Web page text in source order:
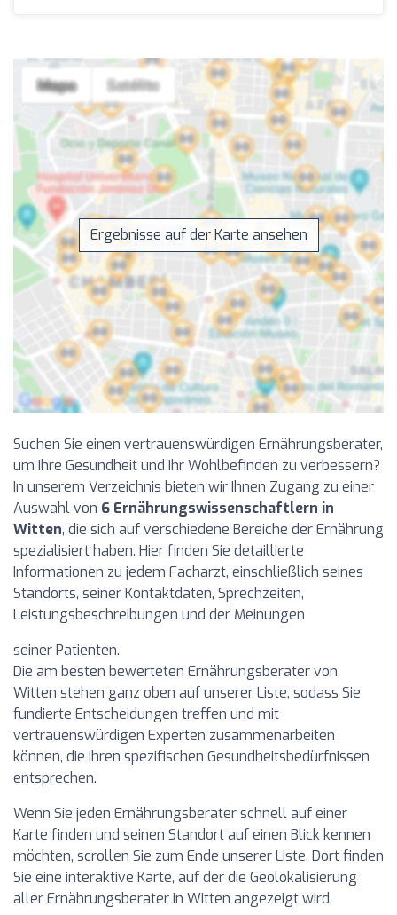
Ergebnisse auf der Karte ansehen
Suchen Sie einen vertrauenswürdigen Ernährungsberater,
um Ihre Gesundheit und Ihr Wohlbefinden zu verbessern?
In unserem Verzeichnis bieten wir Ihnen Zugang zu einer
Auswahl von 6 Ernährungswissenschaftlern in
Witten, die sich auf verschiedene Bereiche der Ernährung
spezialisiert haben. Hier finden Sie detaillierte
Informationen zu jedem Facharzt, einschließlich seines
Standorts, seiner Kontaktdaten, Sprechzeiten,
Leistungsbeschreibungen und der Meinungen
seiner Patienten.
Die am besten bewerteten Ernährungsberater von
Witten stehen ganz oben auf unserer Liste, sodass Sie
fundierte Entscheidungen treffen und mit
vertrauenswürdigen Experten zusammenarbeiten
können, die Ihren spezifischen Gesundheitsbedürfnissen
entsprechen.
Wenn Sie jeden Ernährungsberater schnell auf einer
Karte finden und seinen Standort auf einen Blick kennen
möchten, scrollen Sie zum Ende unserer Liste. Dort finden
Sie eine interaktive Karte, auf der die Geolokalisierung
aller Ernährungsberater in Witten angezeigt wird.